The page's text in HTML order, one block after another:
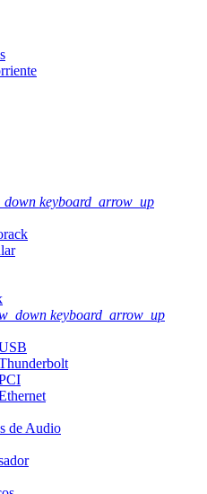
keyboard_arrow_up
keyboard_arrow_up
de Audio